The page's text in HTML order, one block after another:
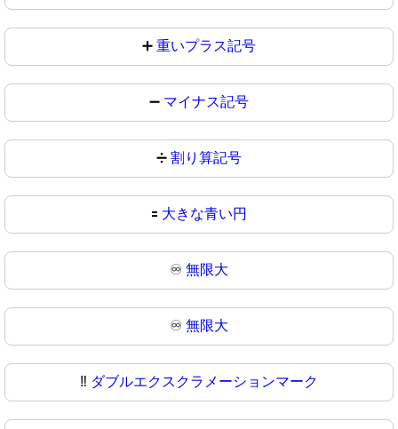
➕ 重いプラス記号
➖ マイナス記号
➗ 割り算記号
🟰 大きな青い円
♾️ 無限大
♾ 無限大
‼️ ダブルエクスクラメーションマーク